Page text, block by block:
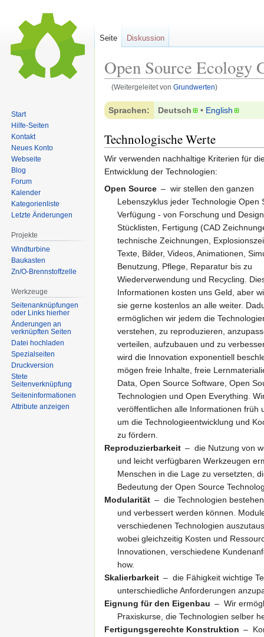
Open Source Ecology
(Weitergeleitet von Grundwerten)
Zur
Navigation
springen
Zur
Suche
springen
Sprachen: Deutsch • ‎ English
Technologische Werte
Wir verwenden nachhaltige Kriterien für
Entwicklung der Technologien:
Open Source – wir stellen den ganzen
Lebenszyklus jeder Technologie Open
Verfügung - von Forschung und
Stücklisten, Fertigung (CAD
technische Zeichnungen,
Texte, Bilder, Videos, Animationen,
Benutzung, Pflege, Reparatur bis zu
Wiederverwendung und Recycling.
Informationen kosten uns Geld, aber
sie gerne kostenlos an alle weiter.
ermöglichen wir jedem die
verstehen, zu reproduzieren,
verteilen, aufzubauen und zu
wird die Innovation exponentiell
mögen freie Inhalte, freie
Data, Open Source Software, Open
Technologien und Open Everything.
veröffentlichen alle Informationen früh
um die Technologieentwicklung und
zu fördern.
Reproduzierbarkeit – die Nutzung von
und leicht verfügbaren Werkzeugen
Menschen in die Lage zu versetzten,
Bedeutung der Open Source
Modularität – die Technologien
und verbessert werden können.
verschiedenen Technologien
wobei gleichzeitig Kosten und
Innovationen, verschiedene
how.
Skalierbarkeit – die Fähigkeit wichtige
unterschiedliche Anforderungen
Eignung für den Eigenbau – Wir
Praxiskurse, die Technologien selber
Fertigungsgerechte Konstruktion –
Seite Diskussion
Start
Hilfe-Seiten
Kontakt
Neues Konto
Webseite
Blog
Forum
Kalender
Kategorienliste
Letzte Änderungen
Projekte
Windturbine
Baukasten
Zn/O-Brennstoffzelle
Werkzeuge
Seitenanknüpfungen
oder Links hierher
Änderungen an
verknüpften Seiten
Datei hochladen
Spezialseiten
Druckversion
Stete
Seitenverknüpfung
Seiten­informationen
Attribute anzeigen